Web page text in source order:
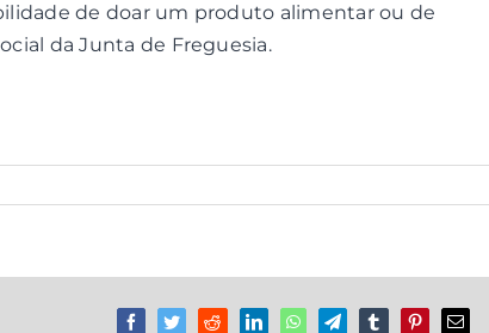
de doar um produto alimentar ou de
da Junta de Freguesia.
FacebookTwitterRedditLinkedInWhatsAppTelegramTumblrPinterestEmail